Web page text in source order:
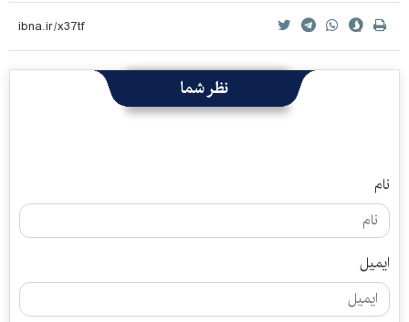
نظر شما
نام
ایمیل